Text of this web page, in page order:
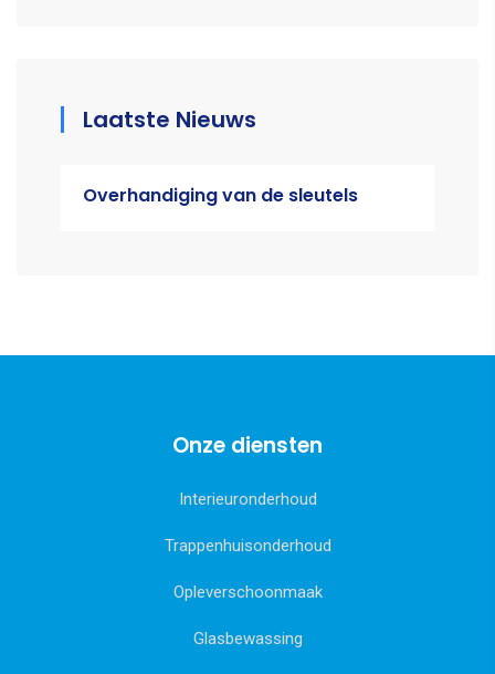
Laatste Nieuws
Overhandiging van de sleutels
Onze diensten
Interieuronderhoud
Trappenhuisonderhoud
Opleverschoonmaak
Glasbewassing